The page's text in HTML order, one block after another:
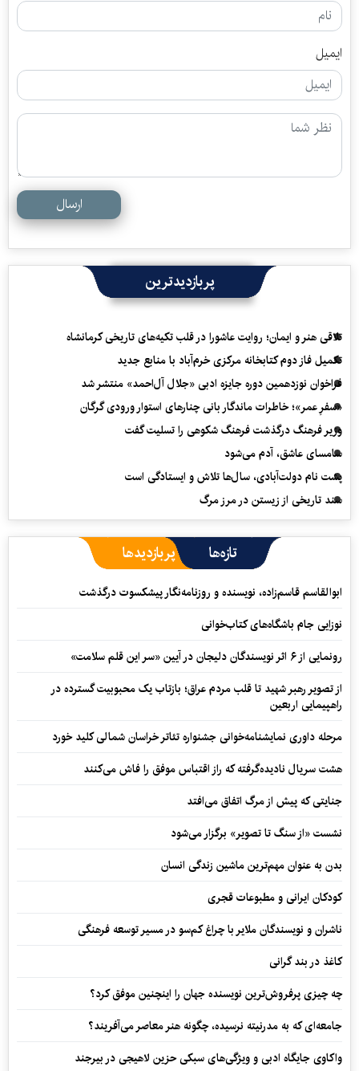
ایمیل
ارسال
پربازدیدترین
تلاقی هنر و ایمان؛ روایت عاشورا در قلب تکیه‌های تاریخی کرمانشاه
تکمیل فاز دوم کتابخانه مرکزی خرم‌آباد با منابع جدید
فراخوان نوزدهمین دوره جایزه ادبی «جلال آل‌احمد» منتشر شد
«سفرِ عمر»؛ خاطرات ماندگار بانی چنارهای استوار ورودی گرگان
وزیر فرهنگ درگذشت فرهنگ شکوهی را تسلیت گفت
سامسای عاشق، آدم می‌شود
پشت نام دولت‌آبادی، سال‌ها تلاش و ایستادگی است
سند تاریخی از زیستن در مرز مرگ
تازه‌ها پربازدیدها
ابوالقاسم قاسم‌زاده، نویسنده و روزنامه‌نگار پیشکسوت درگذشت
نوزایی جام باشگاه‌های کتاب‌خوانی
رونمایی از ۶ اثر نویسندگان دلیجان در آیین «سر این قلم سلامت»
از تصویر رهبر شهید تا قلب مردم عراق؛ بازتاب یک محبوبیت گسترده در
راهپیمایی اربعین
مرحله داوری نمایشنامه‌خوانی جشنواره تئاتر خراسان شمالی کلید خورد
هشت سریال نادیده‌گرفته که راز اقتباس موفق را فاش می‌کنند
جنایتی که پیش از مرگ اتفاق می‌افتد
نشست «از سنگ تا تصویر» برگزار می‌شود
بدن به عنوان مهم‌ترین ماشین زندگی انسان
کودکان ایرانی و مطبوعات قجری
ناشران و نویسندگان ملایر با چراغ کم‌سو در مسیر توسعه فرهنگی
کاغذ در بند گرانی
چه چیزی پرفروش‌ترین نویسنده جهان را اینچنین موفق کرد؟
جامعه‌ای که به مدرنیته نرسیده، چگونه هنر معاصر می‌آفریند؟
واکاوی جایگاه ادبی و ویژگی‌های سبکی حزین لاهیجی در بیرجند